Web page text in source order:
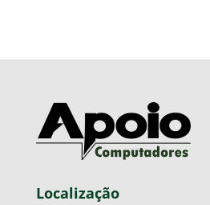
Localização